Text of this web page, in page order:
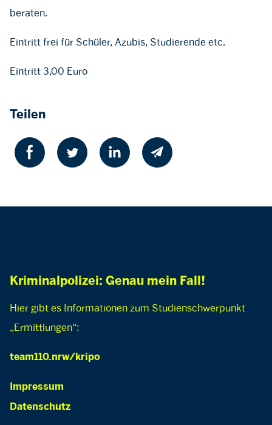
beraten.
Eintritt frei für Schüler, Azubis, Studierende etc.
Eintritt 3,00 Euro
Teilen
Kriminalpolizei: Genau mein Fall!
Hier gibt es Informationen zum Studienschwerpunkt
„Ermittlungen“:
team110.nrw/kripo
Impressum
Datenschutz